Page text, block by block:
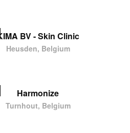
KIMA BV - Skin Clinic
Heusden, Belgium
Harmonize
Turnhout, Belgium